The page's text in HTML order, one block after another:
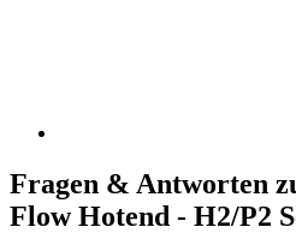
Fragen & Antworten
Flow Hotend - H2/P2